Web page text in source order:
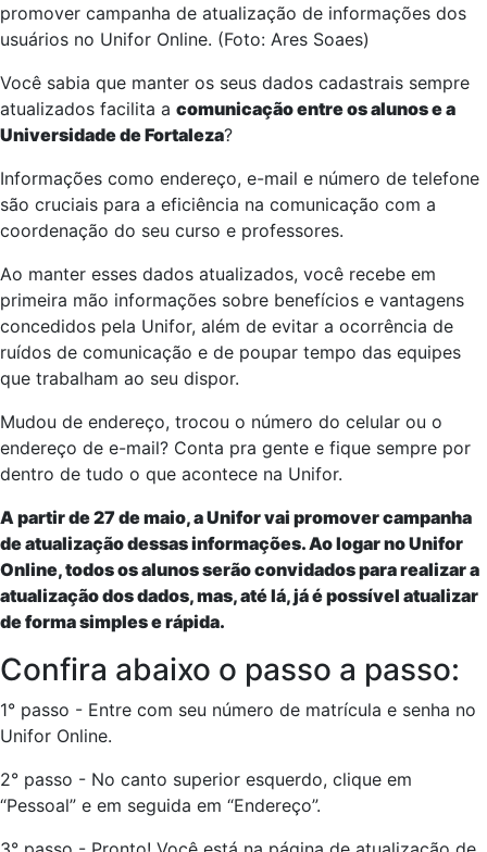
promover campanha de atualização de informações dos
usuários no Unifor Online. (Foto: Ares Soaes)
Você sabia que manter os seus dados cadastrais sempre
atualizados facilita a comunicação entre os alunos e a
Universidade de Fortaleza?
Informações como endereço, e-mail e número de telefone
são cruciais para a eficiência na comunicação com a
coordenação do seu curso e professores.
Ao manter esses dados atualizados, você recebe em
primeira mão informações sobre benefícios e vantagens
concedidos pela Unifor, além de evitar a ocorrência de
ruídos de comunicação e de poupar tempo das equipes
que trabalham ao seu dispor.
Mudou de endereço, trocou o número do celular ou o
endereço de e-mail? Conta pra gente e fique sempre por
dentro de tudo o que acontece na Unifor.
A partir de 27 de maio, a Unifor vai promover campanha
de atualização dessas informações. Ao logar no Unifor
Online, todos os alunos serão convidados para realizar a
atualização dos dados, mas, até lá, já é possível atualizar
de forma simples e rápida.
Confira abaixo o passo a passo:
1° passo - Entre com seu número de matrícula e senha no
Unifor Online.
2° passo - No canto superior esquerdo, clique em
“Pessoal” e em seguida em “Endereço”.